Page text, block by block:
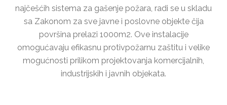
najčešćih sistema za gašenje požara, radi se u skladu
sa Zakonom za sve javne i poslovne objekte čija
površina prelazi 1000m2. Ove instalacije
omogućavaju efikasnu protivpožarnu zaštitu i velike
mogućnosti prilikom projektovanja komercijalnih,
industrijskih i javnih objekata.